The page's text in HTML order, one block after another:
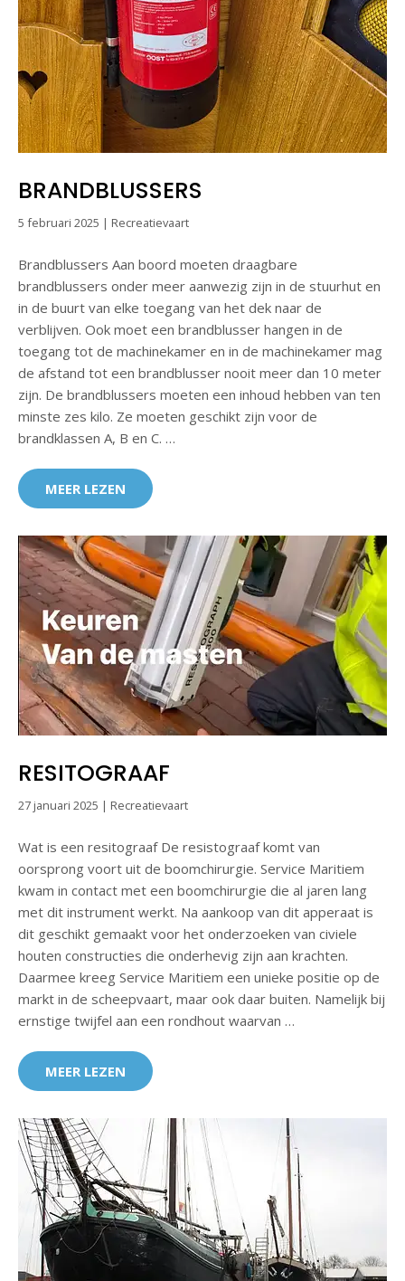
BRANDBLUSSERS
5 februari 2025 | Recreatievaart
Brandblussers Aan boord moeten draagbare
brandblussers onder meer aanwezig zijn in de stuurhut en
in de buurt van elke toegang van het dek naar de
verblijven. Ook moet een brandblusser hangen in de
toegang tot de machinekamer en in de machinekamer mag
de afstand tot een brandblusser nooit meer dan 10 meter
zijn. De brandblussers moeten een inhoud hebben van ten
minste zes kilo. Ze moeten geschikt zijn voor de
brandklassen A, B en C. …
MEER LEZEN
RESITOGRAAF
27 januari 2025 | Recreatievaart
Wat is een resitograaf De resistograaf komt van
oorsprong voort uit de boomchirurgie. Service Maritiem
kwam in contact met een boomchirurgie die al jaren lang
met dit instrument werkt. Na aankoop van dit apperaat is
dit geschikt gemaakt voor het onderzoeken van civiele
houten constructies die onderhevig zijn aan krachten.
Daarmee kreeg Service Maritiem een unieke positie op de
markt in de scheepvaart, maar ook daar buiten. Namelijk bij
ernstige twijfel aan een rondhout waarvan …
MEER LEZEN